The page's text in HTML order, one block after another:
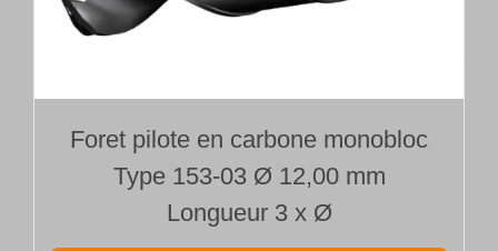
Foret pilote en carbone monobloc
Type 153-03 Ø 12,00 mm
Longueur 3 x Ø